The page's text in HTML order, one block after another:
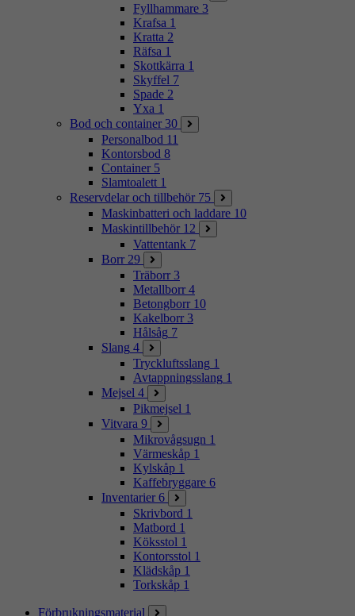
Fyllhammare 3
Krafsa 1
Kratta 2
Räfsa 1
Skottkärra 1
Skyffel 7
Spade 2
Yxa 1
Bod och container 30
Personalbod 11
Kontorsbod 8
Container 5
Slamtoalett 1
Reservdelar och tillbehör 75
Maskinbatteri och laddare 10
Maskintillbehör 12
Vattentank 7
Borr 29
Träborr 3
Metallborr 4
Betongborr 10
Kakelborr 3
Hålsåg 7
Slang 4
Tryckluftsslang 1
Avtappningsslang 1
Mejsel 4
Pikmejsel 1
Vitvara 9
Mikrovågsugn 1
Värmeskåp 1
Kylskåp 1
Kaffebryggare 6
Inventarier 6
Skrivbord 1
Matbord 1
Köksstol 1
Kontorsstol 1
Klädskåp 1
Torkskåp 1
Förbrukningsmaterial